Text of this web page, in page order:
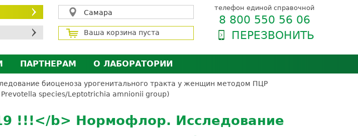
Самара
Ваша корзина пуста
телефон единой справочной
8 800 550 56 06
ПЕРЕЗВОНИТЬ
кабинет врача
в лабораторию
ПАРТНЕРАМ
Личный кабинет партнёра
Сотрудничество
Экскурсия в лабораторию
О ЛАБОРАТОРИИ
Лицензии и сертификаты
Контроль качества
Вакансии
Документы
биоценоза урогенитального тракта у женщин методом ПЦР
species/Leptotrichia amnionii group)
!!!</b> Нормофлор. Исследование